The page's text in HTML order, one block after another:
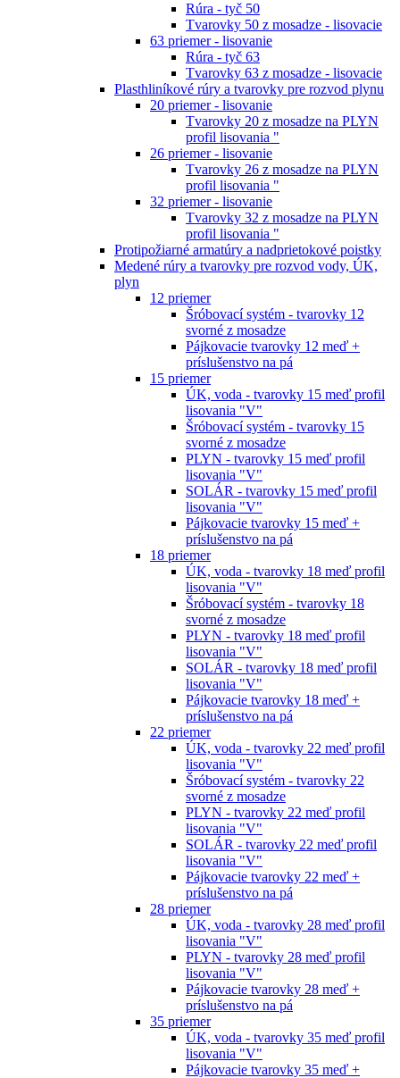
Rúra - tyč 50
Tvarovky 50 z mosadze - lisovacie
63 priemer - lisovanie
Rúra - tyč 63
Tvarovky 63 z mosadze - lisovacie
Plasthliníkové rúry a tvarovky pre rozvod plynu
20 priemer - lisovanie
Tvarovky 20 z mosadze na PLYN
profil lisovania "
26 priemer - lisovanie
Tvarovky 26 z mosadze na PLYN
profil lisovania "
32 priemer - lisovanie
Tvarovky 32 z mosadze na PLYN
profil lisovania "
Protipožiarné armatúry a nadprietokové poistky
Medené rúry a tvarovky pre rozvod vody, ÚK,
plyn
12 priemer
Šróbovací systém - tvarovky 12
svorné z mosadze
Pájkovacie tvarovky 12 meď +
príslušenstvo na pá
15 priemer
ÚK, voda - tvarovky 15 meď profil
lisovania "V"
Šróbovací systém - tvarovky 15
svorné z mosadze
PLYN - tvarovky 15 meď profil
lisovania "V"
SOLÁR - tvarovky 15 meď profil
lisovania "V"
Pájkovacie tvarovky 15 meď +
príslušenstvo na pá
18 priemer
ÚK, voda - tvarovky 18 meď profil
lisovania "V"
Šróbovací systém - tvarovky 18
svorné z mosadze
PLYN - tvarovky 18 meď profil
lisovania "V"
SOLÁR - tvarovky 18 meď profil
lisovania "V"
Pájkovacie tvarovky 18 meď +
príslušenstvo na pá
22 priemer
ÚK, voda - tvarovky 22 meď profil
lisovania "V"
Šróbovací systém - tvarovky 22
svorné z mosadze
PLYN - tvarovky 22 meď profil
lisovania "V"
SOLÁR - tvarovky 22 meď profil
lisovania "V"
Pájkovacie tvarovky 22 meď +
príslušenstvo na pá
28 priemer
ÚK, voda - tvarovky 28 meď profil
lisovania "V"
PLYN - tvarovky 28 meď profil
lisovania "V"
Pájkovacie tvarovky 28 meď +
príslušenstvo na pá
35 priemer
ÚK, voda - tvarovky 35 meď profil
lisovania "V"
Pájkovacie tvarovky 35 meď +